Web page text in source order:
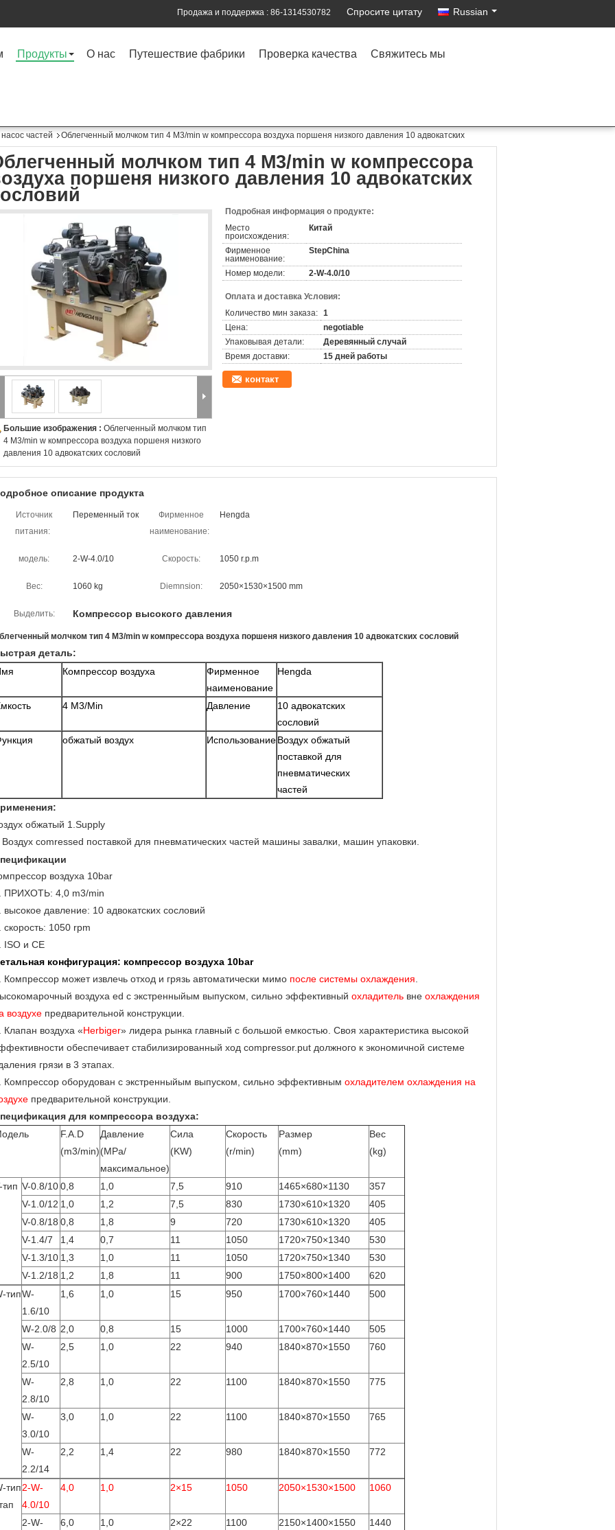
Продажа и поддержка : 86-1314530782 Спросите цитату Russian
Продукты О нас Путешествие фабрики Проверка качества Свяжитесь мы
частей
Облегченный молчком тип 4 M3/min w компрессора воздуха поршеня низкого давления 10 адвокатских
молчком тип 4 M3/min w компрессора
поршеня низкого давления 10 адвокатских
Большие изображения : Облегченный молчком тип
4 M3/min w компрессора воздуха поршеня низкого
давления 10 адвокатских сословий
Подробная информация о продукте:
Место
происхождения:
Китай
Фирменное
наименование:
StepChina
Номер модели: 2-W-4.0/10
Оплата и доставка Условия:
Количество мин заказа: 1
Цена:
negotiable
Упаковывая детали:
Деревянный случай
Время доставки:
15 дней работы
контакт
описание продукта
Источник
питания:
Переменный ток
Фирменное
наименование:
Hengda
модель: 2-W-4.0/10 Скорость: 1050 r.p.m
Вес: 1060 kg Diemnsion: 2050×1530×1500 mm
Выделить: Компрессор высокого давления
молчком тип 4 M3/min w компрессора воздуха поршеня низкого давления 10 адвокатских сословий
деталь:
Компрессор воздуха
Фирменное
наименование
Hengda
4 M3/Min Давление
10 адвокатских
сословий
обжатый воздух ИспользованиеВоздух обжатый
поставкой для
пневматических
частей
обжатый 1.Supply
Воздух comressed поставкой для пневматических частей машины завалки, машин упаковки.
воздуха 10bar
ПРИХОТЬ: 4,0 m3/min
высокое давление: 10 адвокатских сословий
скорость: 1050 rpm
ISO и CE
конфигурация: компрессор воздуха 10bar
Компрессор может извлечь отход и грязь автоматически мимо после системы охлаждения
воздуха ed с экстренныйым выпуском, сильно эффективный охладитель вне охлаждения
воздухе предварительной конструкции.
Клапан воздуха «Herbiger» лидера рынка главный с большой емкостью. Своя характеристика высокой
обеспечивает стабилизированный ход compressor.put должного к экономичной системе
грязи в 3 этапах.
Компрессор оборудован с экстренныйым выпуском, сильно эффективным охладителем охлаждения на
предварительной конструкции.
для компрессора воздуха:
F.A.D
(m3/min)
Давление
(MPa/
максимальное)
Сила
(KW)
Скорость
(r/min)
Размер
(mm)
Вес
(kg)
тип V-0.8/100,8 1,0 7,5 910 1465×680×1130
357
V-1.0/12 1,0 1,2 7,5 830 1730×610×1320
405
V-0.8/18 0,8 1,8 9 720 1730×610×1320
405
V-1.4/7
1,4 0,7 11 1050 1720×750×1340
530
V-1.3/10 1,3 1,0 11 1050 1720×750×1340
530
V-1.2/18 1,2 1,8 11 900 1750×800×1400
620
типW-
1.6/10
1,6 1,0 15 950 1700×760×1440 500
W-2.0/8 2,0 0,8 15 1000 1700×760×1440
505
W-
2.5/10
2,5 1,0 22 940 1840×870×1550 760
W-
2.8/10
2,8 1,0 22 1100 1840×870×1550 775
W-
3.0/10
3,0 1,0 22 1100 1840×870×1550 765
W-
2.2/14
2,2 1,4 22 980 1840×870×1550 772
тип2-W-
4.0/10
4,0 1,0 2×15 1050 2050×1530×1500 1060
2-W-
6,0 1,0 2×22 1100 2150×1400×1550 1440